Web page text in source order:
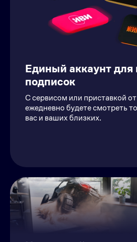
Единый аккаунт для
подписок
С сервисом или приставкой
ежедневно будете смотреть
вас и ваших близких.